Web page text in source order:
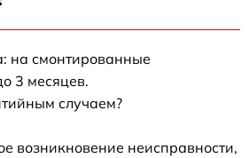
на смонтированные
3 месяцев.
случаем?
возникновение неисправности,